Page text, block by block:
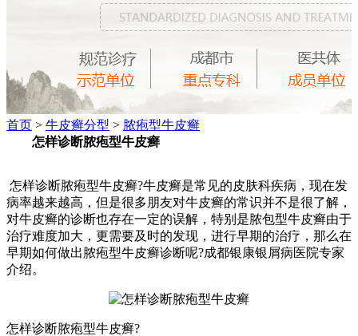
首页 > 牛皮癣分型 > 脓疱型牛皮癣
怎样诊断脓疱型牛皮癣
怎样诊断脓疱型牛皮癣?牛皮癣是常见的皮肤科疾病，现在发
病率越来越高，但是很多朋友对牛皮癣的常识并不是很了解，
对牛皮癣的诊断也存在一定的误解，特别是脓包型牛皮癣由于
治疗难度加大，更需要及时的发现，进行早期的治疗，那么在
早期如何做出脓疱型牛皮癣诊断呢?成都银康银屑病医院专家
介绍。
怎样诊断脓疱型牛皮癣?